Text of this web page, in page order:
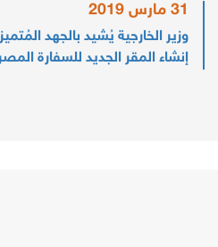
31 مارس 2019
وزير الخارجية يُشيد بالجهد
إنشاء المقر الجديد للسفارة